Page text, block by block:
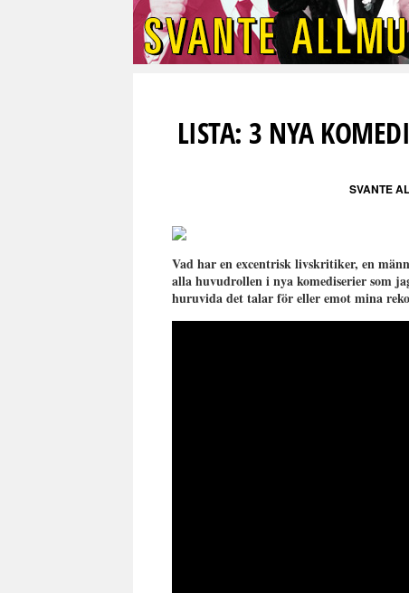
LISTA: 3 NYA
SVANTE
Vad har en excentrisk livskritiker, en
alla huvudrollen i nya komediserier som
huruvida det talar för eller emot mina